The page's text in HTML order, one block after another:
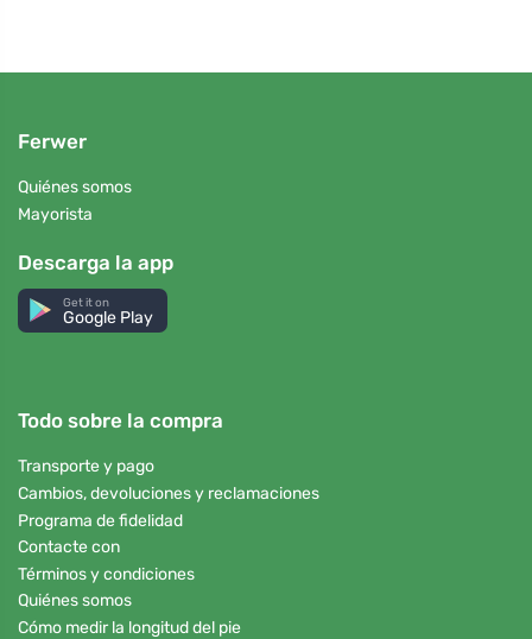
Ferwer
Quiénes somos
Mayorista
Descarga la app
Get it on
Google Play
Todo sobre la compra
Transporte y pago
Cambios, devoluciones y reclamaciones
Programa de fidelidad
Contacte con
Términos y condiciones
Quiénes somos
Cómo medir la longitud del pie